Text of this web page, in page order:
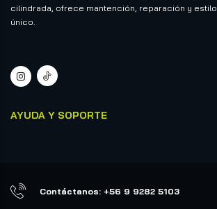
cilindrada, ofrece mantención, reparación y estilo
único.
AYUDA Y SOPORTE
Contáctanos: +56 9 9282 5103